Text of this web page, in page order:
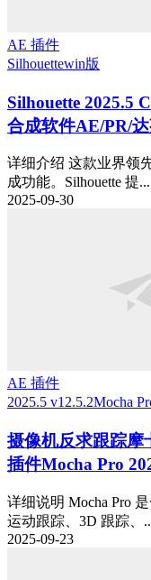
AE 插件
Silhouettewin版
Silhouette 2025.5
合成软件AE/PR/
详细介绍 这款业界领
成功能。Silhouette 提...
2025-09-30
AE 插件
2025.5 v12.5.2Mocha
摄像机反求跟踪
插件Mocha Pro
详细说明 Mocha Pro
运动跟踪、3D 跟踪、
2025-09-23